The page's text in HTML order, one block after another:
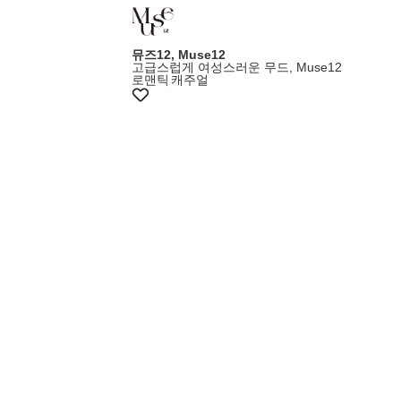
뮤즈12, Muse12
고급스럽게 여성스러운 무드, Muse12
로맨틱 캐주얼